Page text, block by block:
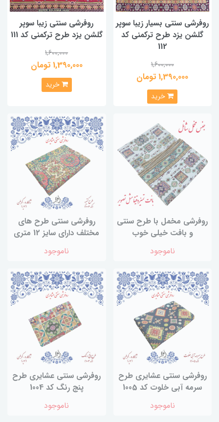
روفرشی سنتی بسیار زیبا سوپر
گلشن یزد طرح ترکمنی کد
112
1,600,000
1,390,000 تومان
خرید
روفرشی سنتی زیبا سوپر
گلشن یزد طرح ترکمنی کد 111
1,600,000
1,390,000 تومان
خرید
روفرشی مخمل با طرح سنتی
و بافت خیلی خوب
ناموجود
روفرشی سنتی طرح های
مختلف دارای سایز 12 متری
ناموجود
روفرشی سنتی عشایری طرح
سرمه آبی خلوت کد 1005
ناموجود
روفرشی سنتی عشایری طرح
پنج رنگ کد 1004
ناموجود